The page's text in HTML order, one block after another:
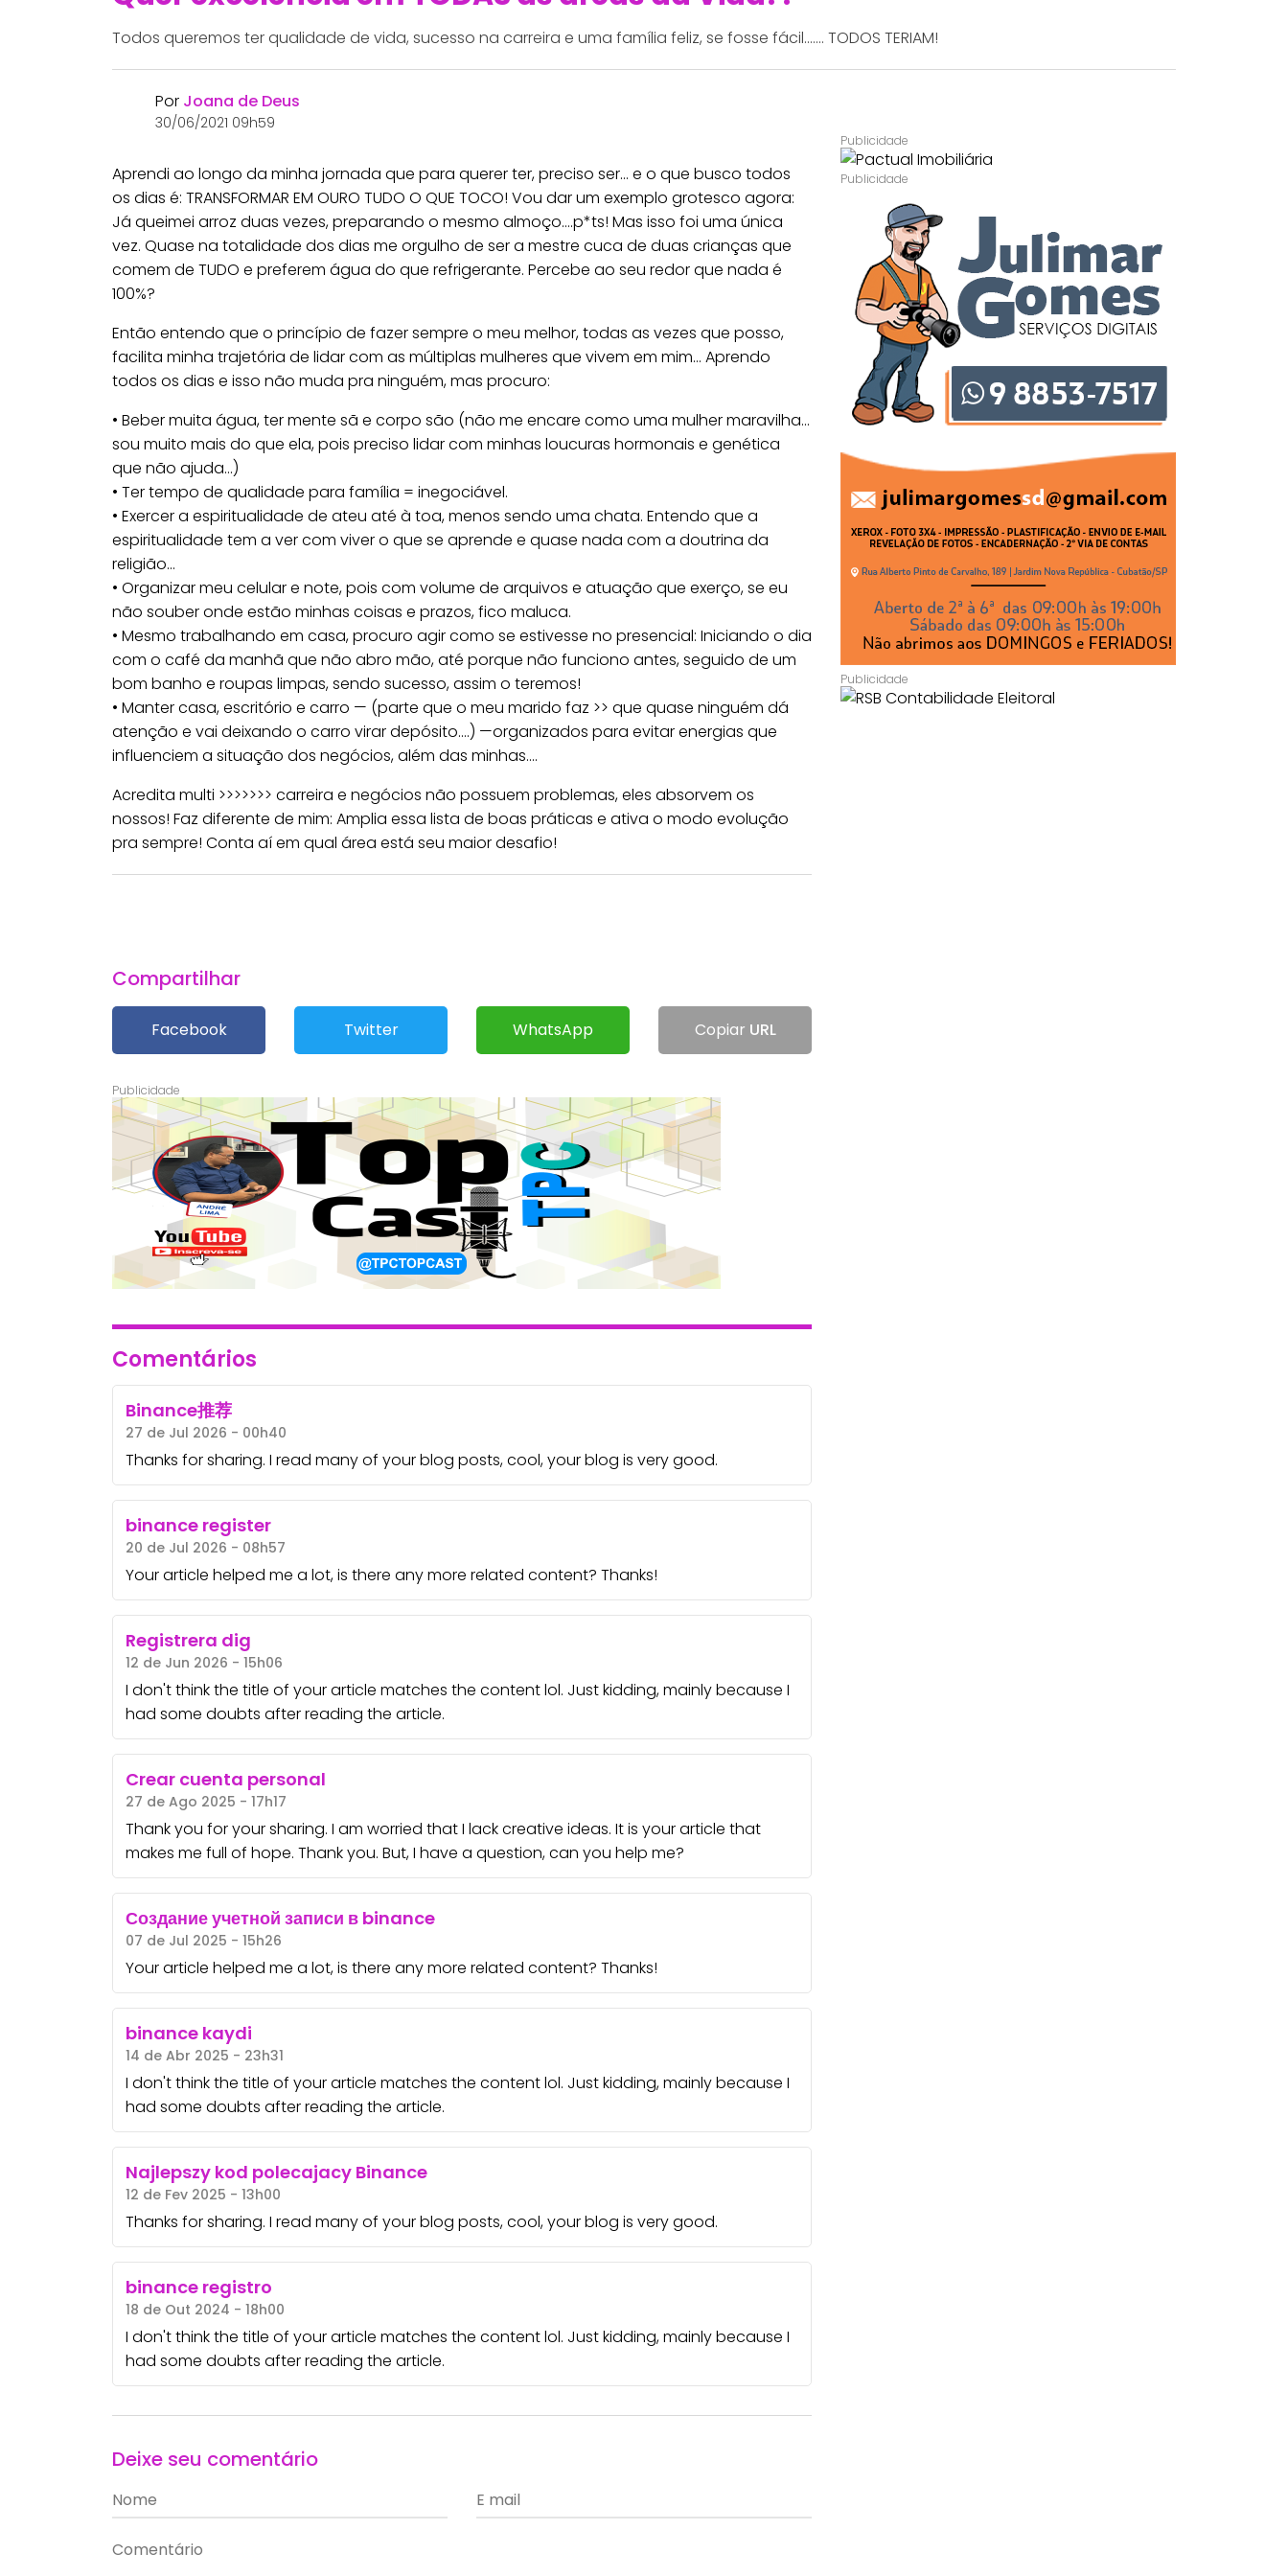
Todos queremos ter qualidade de vida, sucesso na carreira e uma família feliz, se fosse fácil....... TODOS TERIAM!
Por Joana de Deus
30/06/2021 09h59
Aprendi ao longo da minha jornada que para querer ter, preciso ser… e o que busco todos
os dias é: TRANSFORMAR EM OURO TUDO O QUE TOCO! Vou dar um exemplo grotesco agora:
Já queimei arroz duas vezes, preparando o mesmo almoço….p*ts! Mas isso foi uma única
vez. Quase na totalidade dos dias me orgulho de ser a mestre cuca de duas crianças que
comem de TUDO e preferem água do que refrigerante. Percebe ao seu redor que nada é
100%?
Então entendo que o princípio de fazer sempre o meu melhor, todas as vezes que posso,
facilita minha trajetória de lidar com as múltiplas mulheres que vivem em mim… Aprendo
todos os dias e isso não muda pra ninguém, mas procuro:
• Beber muita água, ter mente sã e corpo são (não me encare como uma mulher maravilha…
sou muito mais do que ela, pois preciso lidar com minhas loucuras hormonais e genética
que não ajuda…)
• Ter tempo de qualidade para família = inegociável.
• Exercer a espiritualidade de ateu até à toa, menos sendo uma chata. Entendo que a
espiritualidade tem a ver com viver o que se aprende e quase nada com a doutrina da
religião…
• Organizar meu celular e note, pois com volume de arquivos e atuação que exerço, se eu
não souber onde estão minhas coisas e prazos, fico maluca.
• Mesmo trabalhando em casa, procuro agir como se estivesse no presencial: Iniciando o dia
com o café da manhã que não abro mão, até porque não funciono antes, seguido de um
bom banho e roupas limpas, sendo sucesso, assim o teremos!
• Manter casa, escritório e carro — (parte que o meu marido faz >> que quase ninguém dá
atenção e vai deixando o carro virar depósito….) —organizados para evitar energias que
influenciem a situação dos negócios, além das minhas….
Acredita multi >>>>>>> carreira e negócios não possuem problemas, eles absorvem os
nossos! Faz diferente de mim: Amplia essa lista de boas práticas e ativa o modo evolução
pra sempre! Conta aí em qual área está seu maior desafio!
Compartilhar
Facebook Twitter WhatsApp Copiar URL
Comentários
Binance推荐
27 de Jul 2026 - 00h40
Thanks for sharing. I read many of your blog posts, cool, your blog is very good.
binance register
20 de Jul 2026 - 08h57
Your article helped me a lot, is there any more related content? Thanks!
Registrera dig
12 de Jun 2026 - 15h06
I don't think the title of your article matches the content lol. Just kidding, mainly because I
had some doubts after reading the article.
Crear cuenta personal
27 de Ago 2025 - 17h17
Thank you for your sharing. I am worried that I lack creative ideas. It is your article that
makes me full of hope. Thank you. But, I have a question, can you help me?
Создание учетной записи в binance
07 de Jul 2025 - 15h26
Your article helped me a lot, is there any more related content? Thanks!
binance kaydi
14 de Abr 2025 - 23h31
I don't think the title of your article matches the content lol. Just kidding, mainly because I
had some doubts after reading the article.
Najlepszy kod polecajacy Binance
12 de Fev 2025 - 13h00
Thanks for sharing. I read many of your blog posts, cool, your blog is very good.
binance registro
18 de Out 2024 - 18h00
I don't think the title of your article matches the content lol. Just kidding, mainly because I
had some doubts after reading the article.
Deixe seu comentário